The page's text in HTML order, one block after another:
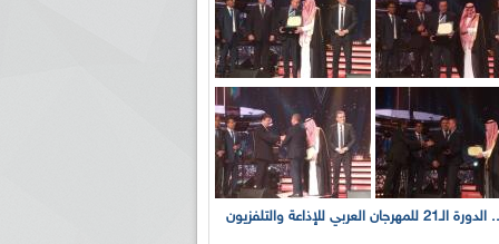
بالصور... الدورة الـ21 للمهرجان العربي للإذاعة والتلفزيون